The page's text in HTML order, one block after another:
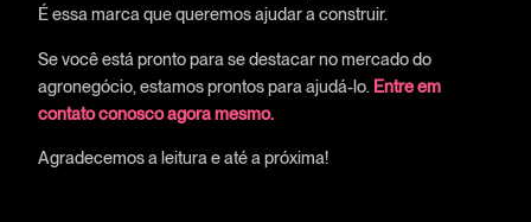
É essa marca que queremos ajudar a construir.
Se você está pronto para se destacar no mercado do
agronegócio, estamos prontos para ajudá-lo. Entre em
contato conosco agora mesmo.
Agradecemos a leitura e até a próxima!